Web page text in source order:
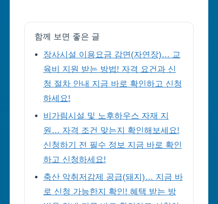
함께 보면 좋은 글
장사시설 이용요금 감면(자연장)… 교
육비 지원 받는 방법! 자격 요건과 신
청 절차 안내 지금 바로 확인하고 신청
하세요!
비가림시설 및 노후하우스 자재 지
원… 자격 조건 맞는지 확인해보세요!
신청하기 전 필수 정보 지금 바로 확인
하고 신청하세요!
축산 악취저감제 공급(돼지)… 지금 바
로 신청 가능한지 확인! 혜택 받는 방